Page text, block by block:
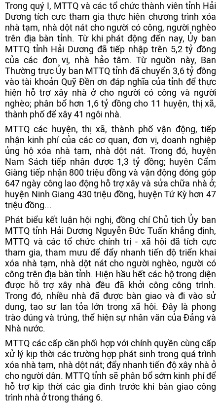
Trong quý I, MTTQ và các tổ chức thành viên tỉnh Hải
Dương tích cực tham gia thực hiện chương trình xóa
nhà tạm, nhà dột nát cho người có công, người nghèo
trên địa bàn tỉnh. Từ khi phát động đến nay, Ủy ban
MTTQ tỉnh Hải Dương đã tiếp nhập trên 5,2 tỷ đồng
của các đơn vị, nhà hảo tâm. Từ nguồn này, Ban
Thường trực Ủy ban MTTQ tỉnh đã chuyển 3,6 tỷ đồng
vào tài khoản Quỹ Đền ơn đáp nghĩa của tỉnh để thực
hiện hỗ trợ xây nhà ở cho người có công và người
nghèo; phân bổ hơn 1,6 tỷ đồng cho 11 huyện, thị xã,
thành phố để xây 41 ngôi nhà.
MTTQ các huyện, thị xã, thành phố vận động, tiếp
nhận kinh phí của các cơ quan, đơn vị, doanh nghiệp
ủng hộ xóa nhà tạm, nhà dột nát. Trong đó, huyện
Nam Sách tiếp nhận được 1,3 tỷ đồng; huyện Cẩm
Giàng tiếp nhận 800 triệu đồng và vận động đóng góp
647 ngày công lao động hỗ trợ xây và sửa chữa nhà ở;
huyện Ninh Giang 430 triệu đồng, huyện Tứ Kỳ hơn 47
triệu đồng...
Phát biểu kết luận hội nghị, đồng chí Chủ tịch Ủy ban
MTTQ tỉnh Hải Dương Nguyễn Đức Tuấn khẳng định,
MTTQ và các tổ chức chính trị - xã hội đã tích cực
tham gia, tham mưu để đẩy nhanh tiến độ triển khai
xóa nhà tạm, nhà dột nát cho người nghèo, người có
công trên địa bàn tỉnh. Hiện hầu hết các hộ trong diện
được hỗ trợ xây nhà đều đã khởi công công trình.
Trong đó, nhiều nhà đã được bàn giao và đi vào sử
dụng, tạo sự lan tỏa lớn trong xã hội. Đây là phong
trào đúng và trúng, thể hiện sự nhân văn của Đảng và
Nhà nước.
MTTQ các cấp cần phối hợp với chính quyền cùng cấp
xử lý kịp thời các trường hợp phát sinh trong quá trình
xóa nhà tạm, nhà dột nát; đẩy nhanh tiến độ xây nhà ở
cho người dân. MTTQ tỉnh sẽ phân bổ sớm kinh phí để
hỗ trợ kịp thời các gia đình trước khi bàn giao công
trình nhà ở trong tháng 6.